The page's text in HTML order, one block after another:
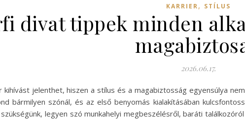
KARRIER, STÍLUS
divat tippek minden
2026.06.17.
jelenthet, hiszen a stílus és a magabiztosság egyensúlya
bármilyen szónál, és az első benyomás kialakításában
legyen szó munkahelyi megbeszélésről, baráti